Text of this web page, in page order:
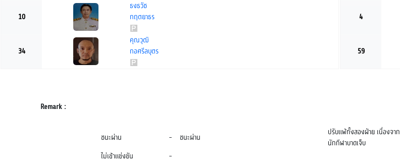
10
ธงธวัช
กฤตยาธร
34
คุณวุฒิ
กอศรีลบุตร
4
59
Remark :
ชนะผ่าน - ชนะผ่าน
ปรับแพ้ทั้งสองฝ่าย เนื่องจาก
นักกีฬาบาดเจ็บ
ไม่เข้าแข่งขัน
-